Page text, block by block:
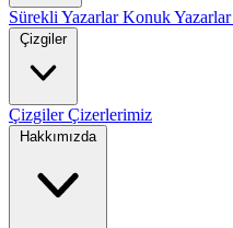
Sürekli YazarlarKonuk Yazarlar
Çizgiler
ÇizgilerÇizerlerimiz
Hakkımızda